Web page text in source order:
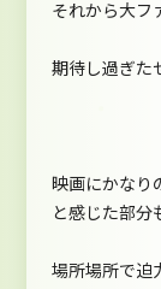
それから大フ
期待し過ぎた
映画にかなり
と感じた部分
場所場所で迫